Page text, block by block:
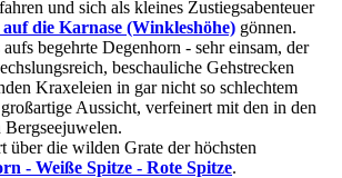
und sich als kleines Zustiegsabenteuer
die Karnase (Winkleshöhe) gönnen.
begehrte Degenhorn - sehr einsam, der
beschauliche Gehstrecken
Kraxeleien in gar nicht so schlechtem
Aussicht, verfeinert mit den in den
über die wilden Grate der höchsten
- Weiße Spitze - Rote Spitze.